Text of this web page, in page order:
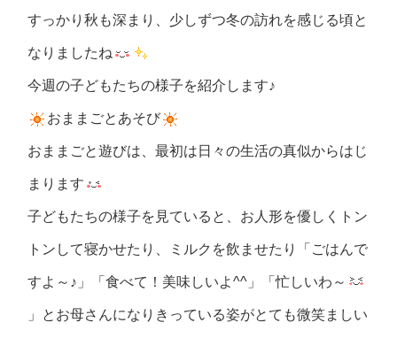
すっかり秋も深まり、少しずつ冬の訪れを感じる頃と
なりましたね
今週の子どもたちの様子を紹介します♪
おままごとあそび
おままごと遊びは、最初は日々の生活の真似からはじ
まります
子どもたちの様子を見ていると、お人形を優しくトン
トンして寝かせたり、ミルクを飲ませたり「ごはんで
すよ～♪」「食べて！美味しいよ^^」「忙しいわ～
」とお母さんになりきっている姿がとても微笑ましい